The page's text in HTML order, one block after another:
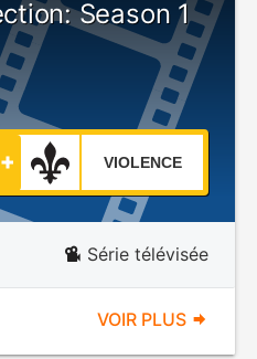
Season 1
VIOLENCE
Série télévisée
VOIR PLUS